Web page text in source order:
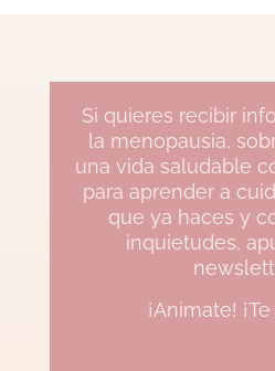
Si quieres recibir
la menopausia,
una vida saludable
para aprender a
que ya haces y
inquietudes,
¡Animate!